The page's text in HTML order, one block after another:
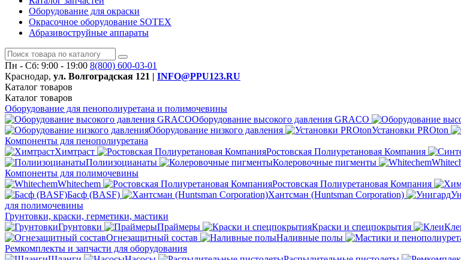
Оборудование для окраски
Окрасочное оборудование SOTEX
Абразивоструйные аппараты
Пн - Сб: 9:00 - 19:00 8(800) 600-03-01
Краснодар, ул. Волгоградская 121 | INFO@PPU123.RU
Каталог товаров
Каталог товаров
Оборудование для пенополиуретана и полимочевины
Оборудование высокого давления GRACO
Оборудование низкого давления
Установки PROton
Компоненты для пенополиуретана
Химтраст
Ростовская Полиуретановая Компания
Полиизоцианаты
Колеровочные пигменты
Компоненты для полимочевины
Whitechem
Ростовская Полиуретановая Компания
Басф (BASF)
Хантсман (Huntsman Corporation)
для полимочевины
Грунтовки, краски, герметики, мастики
Грунтовки
Праймеры Краски и спецпокрытия
Огнезащитный состав
Наливные полы
Ремкомплекты и запчасти для оборудования